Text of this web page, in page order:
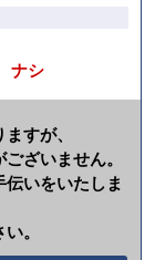
ナシ
すが、
ざいません。
いをいたしま
。